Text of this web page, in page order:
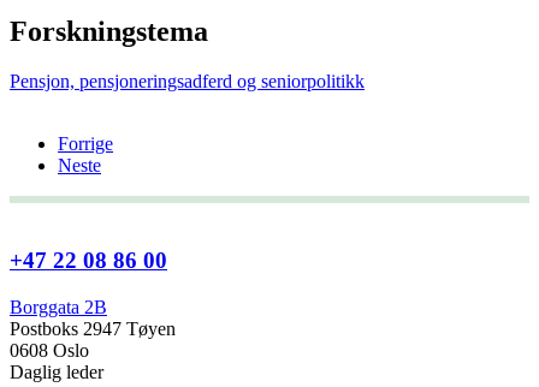
Forskningstema
Pensjon, pensjoneringsadferd og seniorpolitikk
Forrige
Neste
+47 22 08 86 00
Borggata 2B
Postboks 2947 Tøyen
0608 Oslo
Daglig leder